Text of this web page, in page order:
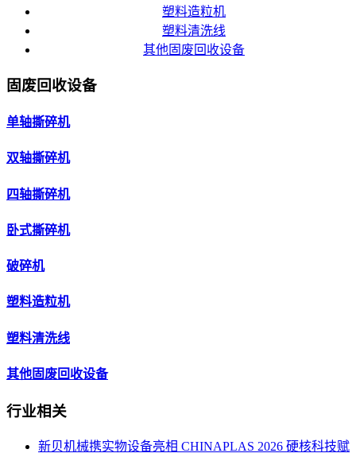
塑料造粒机
塑料清洗线
其他固废回收设备
固废回收设备
单轴撕碎机
双轴撕碎机
四轴撕碎机
卧式撕碎机
破碎机
塑料造粒机
塑料清洗线
其他固废回收设备
行业相关
新贝机械携实物设备亮相 CHINAPLAS 2026 硬核科技赋